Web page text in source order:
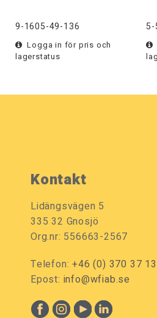
9-1605-49-136
Logga in för pris och
lagerstatus
Kontakt
Lidängsvägen 5
335 32 Gnosjö
Org.nr: 556663-2567
Telefon:+46 (0) 370 37
Epost: info@wfiab.se